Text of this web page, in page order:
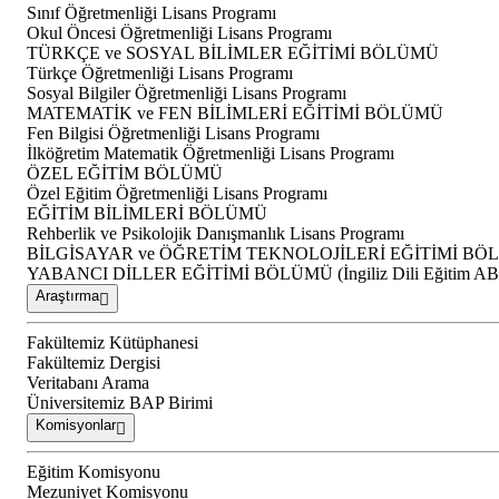
Sınıf Öğretmenliği Lisans Programı
Okul Öncesi Öğretmenliği Lisans Programı
TÜRKÇE ve SOSYAL BİLİMLER EĞİTİMİ BÖLÜMÜ
Türkçe Öğretmenliği Lisans Programı
Sosyal Bilgiler Öğretmenliği Lisans Programı
MATEMATİK ve FEN BİLİMLERİ EĞİTİMİ BÖLÜMÜ
Fen Bilgisi Öğretmenliği Lisans Programı
İlköğretim Matematik Öğretmenliği Lisans Programı
ÖZEL EĞİTİM BÖLÜMÜ
Özel Eğitim Öğretmenliği Lisans Programı
EĞİTİM BİLİMLERİ BÖLÜMÜ
Rehberlik ve Psikolojik Danışmanlık Lisans Programı
BİLGİSAYAR ve ÖĞRETİM TEKNOLOJİLERİ EĞİTİMİ
YABANCI DİLLER EĞİTİMİ BÖLÜMÜ (İngiliz Dili Eğitim
Araştırma
Fakültemiz Kütüphanesi
Fakültemiz Dergisi
Veritabanı Arama
Üniversitemiz BAP Birimi
Komisyonlar
Eğitim Komisyonu
Mezuniyet Komisyonu